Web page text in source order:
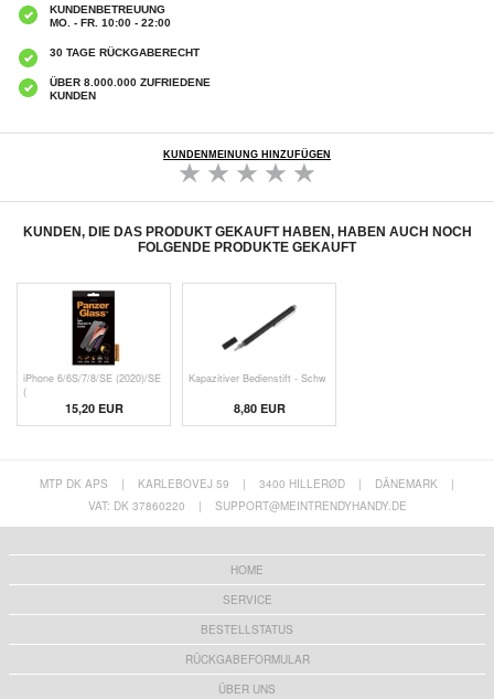
KUNDENBETREUUNG
MO. - FR. 10:00 - 22:00
30 TAGE RÜCKGABERECHT
ÜBER 8.000.000 ZUFRIEDENE
KUNDEN
KUNDENMEINUNG HINZUFÜGEN
KUNDEN, DIE DAS PRODUKT GEKAUFT HABEN, HABEN AUCH NOCH
FOLGENDE PRODUKTE GEKAUFT
iPhone 6/6S/7/8/SE (2020)/SE
(
15,20 EUR
Kapazitiver Bedienstift - Schw
8,80 EUR
MTP DK APS | KARLEBOVEJ 59 | 3400 HILLERØD | DÄNEMARK
|
VAT: DK 37860220
| SUPPORT@MEINTRENDYHANDY.DE
HOME
SERVICE
BESTELLSTATUS
RÜCKGABEFORMULAR
ÜBER UNS